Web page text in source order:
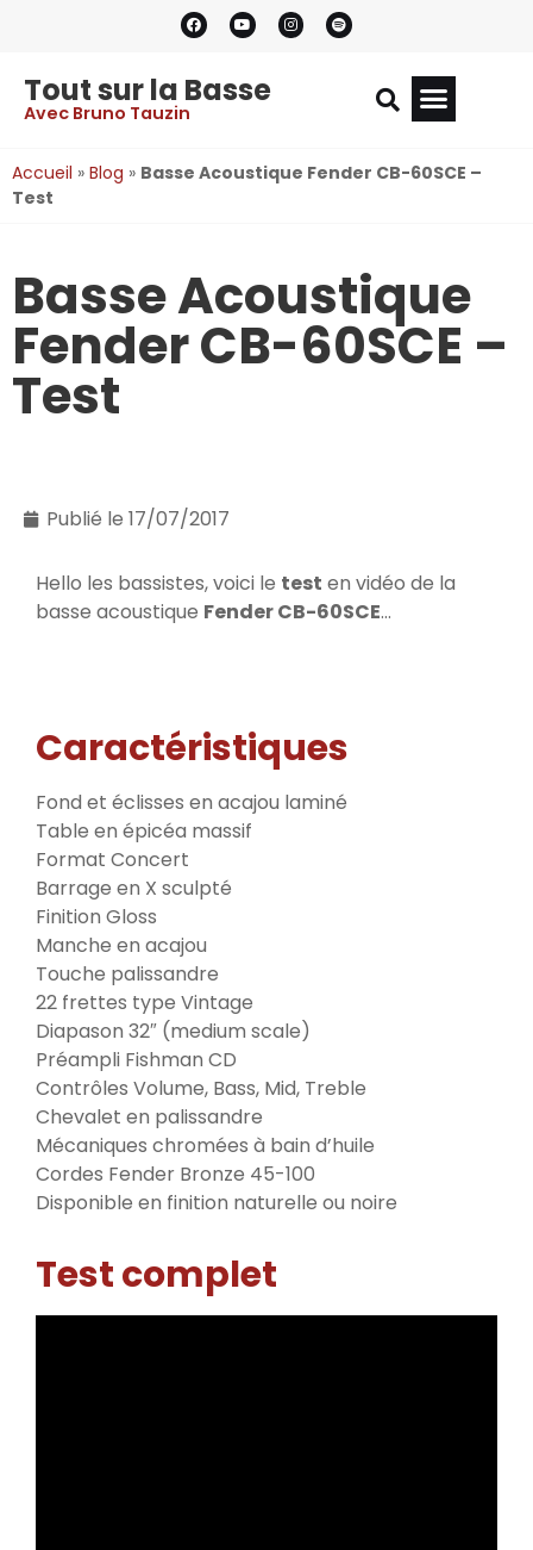
Tout sur la Basse
Avec Bruno Tauzin
Accueil » Blog » Basse Acoustique Fender CB-60SCE –
Test
Basse Acoustique
Fender CB-60SCE –
Test
Publié le 17/07/2017
Hello les bassistes, voici le test en vidéo de la
basse acoustique Fender CB-60SCE…
Caractéristiques
Fond et éclisses en acajou laminé
Table en épicéa massif
Format Concert
Barrage en X sculpté
Finition Gloss
Manche en acajou
Touche palissandre
22 frettes type Vintage
Diapason 32″ (medium scale)
Préampli Fishman CD
Contrôles Volume, Bass, Mid, Treble
Chevalet en palissandre
Mécaniques chromées à bain d’huile
Cordes Fender Bronze 45-100
Disponible en finition naturelle ou noire
Test complet